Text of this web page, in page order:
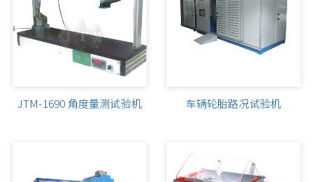
JTM-1690 角度量测试验机 车辆轮胎路况试验机